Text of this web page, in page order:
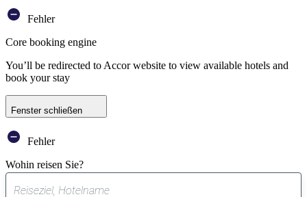
Fehler
Core booking engine
You’ll be redirected to Accor website to view available hotels and
book your stay
Fenster schließen
Fehler
Wohin reisen Sie?